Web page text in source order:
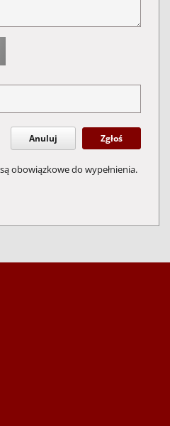
Anuluj Zgłoś
obowiązkowe do wypełnienia.